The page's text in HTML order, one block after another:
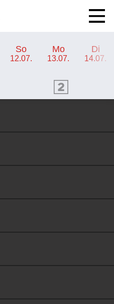
So
12.07.
Mo
13.07.
Di
14.07.
ORF 2 Programm